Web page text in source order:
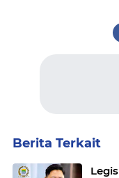
Berita Terkait